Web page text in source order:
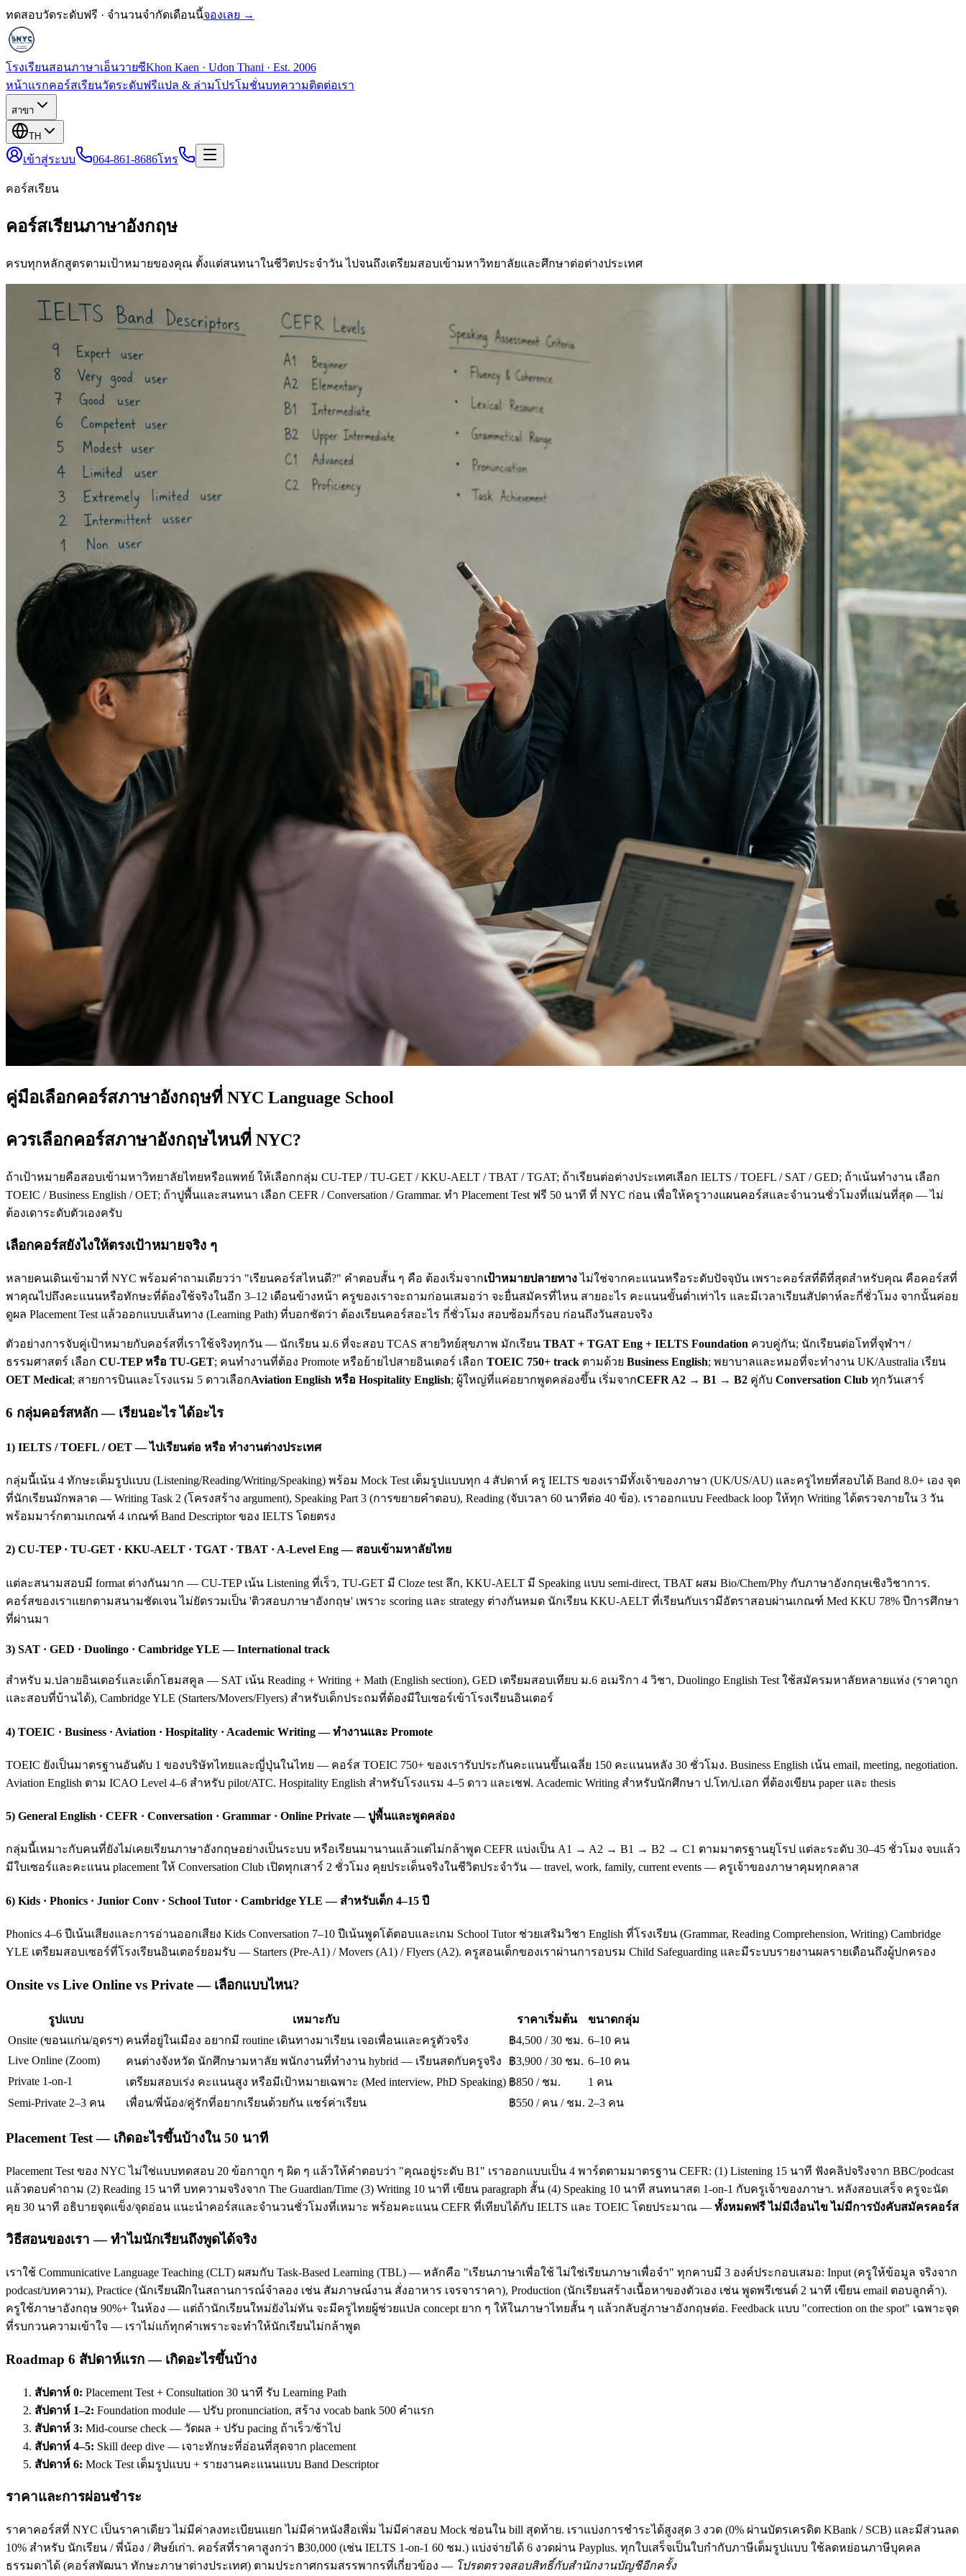
ทดสอบวัดระดับฟรี · จำนวนจำกัดเดือนนี้จองเลย →
โรงเรียนสอนภาษาเอ็นวายซีKhon Kaen · Udon Thani · Est. 2006
หน้าแรกคอร์สเรียนวัดระดับฟรีแปล & ล่ามโปรโมชั่นบทความติดต่อเรา
สาขา
TH
เข้าสู่ระบบ 064-861-8686โทร
คอร์สเรียน
คอร์สเรียนภาษาอังกฤษ
ครบทุกหลักสูตรตามเป้าหมายของคุณ ตั้งแต่สนทนาในชีวิตประจำวัน ไปจนถึงเตรียมสอบเข้ามหาวิทยาลัยและศึกษาต่อต่างประเทศ
คู่มือเลือกคอร์สภาษาอังกฤษที่ NYC Language School
ควรเลือกคอร์สภาษาอังกฤษไหนที่ NYC?
ถ้าเป้าหมายคือสอบเข้ามหาวิทยาลัยไทยหรือแพทย์ ให้เลือกกลุ่ม CU-TEP / TU-GET / KKU-AELT / TBAT / TGAT; ถ้าเรียนต่อต่างประเทศเลือก IELTS / TOEFL / SAT / GED; ถ้าเน้นทำงาน เลือก
TOEIC / Business English / OET; ถ้าปูพื้นและสนทนา เลือก CEFR / Conversation / Grammar. ทำ Placement Test ฟรี 50 นาที ที่ NYC ก่อน เพื่อให้ครูวางแผนคอร์สและจำนวนชั่วโมงที่แม่นที่สุด — ไม่
ต้องเดาระดับตัวเองครับ
เลือกคอร์สยังไงให้ตรงเป้าหมายจริง ๆ
หลายคนเดินเข้ามาที่ NYC พร้อมคำถามเดียวว่า "เรียนคอร์สไหนดี?" คำตอบสั้น ๆ คือ ต้องเริ่มจากเป้าหมายปลายทางไม่ใช่จากคะแนนหรือระดับปัจจุบัน เพราะคอร์สที่ดีที่สุดสำหรับคุณ คือคอร์สที่
พาคุณไปถึงคะแนนหรือทักษะที่ต้องใช้จริงในอีก 3–12 เดือนข้างหน้า ครูของเราจะถามก่อนเสมอว่า จะยื่นสมัครที่ไหน สายอะไร คะแนนขั้นต่ำเท่าไร และมีเวลาเรียนสัปดาห์ละกี่ชั่วโมง จากนั้นค่อย
ดูผล Placement Test แล้วออกแบบเส้นทาง (Learning Path) ที่บอกชัดว่า ต้องเรียนคอร์สอะไร กี่ชั่วโมง สอบซ้อมกี่รอบ ก่อนถึงวันสอบจริง
ตัวอย่างการจับคู่เป้าหมายกับคอร์สที่เราใช้จริงทุกวัน — นักเรียน ม.6 ที่จะสอบ TCAS สายวิทย์สุขภาพ มักเรียน TBAT + TGAT Eng + IELTS Foundation ควบคู่กัน; นักเรียนต่อโทที่จุฬาฯ /
ธรรมศาสตร์ เลือก CU-TEP หรือ TU-GET; คนทำงานที่ต้อง Promote หรือย้ายไปสายอินเตอร์ เลือก TOEIC 750+ track ตามด้วย Business English; พยาบาลและหมอที่จะทำงาน UK/Australia เรียน
OET Medical; สายการบินและโรงแรม 5 ดาวเลือกAviation English หรือ Hospitality English; ผู้ใหญ่ที่แค่อยากพูดคล่องขึ้น เริ่มจากCEFR A2 → B1 → B2 คู่กับ Conversation Club ทุกวันเสาร์
6 กลุ่มคอร์สหลัก — เรียนอะไร ได้อะไร
1) IELTS / TOEFL / OET — ไปเรียนต่อ หรือ ทำงานต่างประเทศ
กลุ่มนี้เน้น 4 ทักษะเต็มรูปแบบ (Listening/Reading/Writing/Speaking) พร้อม Mock Test เต็มรูปแบบทุก 4 สัปดาห์ ครู IELTS ของเรามีทั้งเจ้าของภาษา (UK/US/AU) และครูไทยที่สอบได้ Band 8.0+ เอง จุด
ที่นักเรียนมักพลาด — Writing Task 2 (โครงสร้าง argument), Speaking Part 3 (การขยายคำตอบ), Reading (จับเวลา 60 นาทีต่อ 40 ข้อ). เราออกแบบ Feedback loop ให้ทุก Writing ได้ตรวจภายใน 3 วัน
พร้อมมาร์กตามเกณฑ์ 4 เกณฑ์ Band Descriptor ของ IELTS โดยตรง
2) CU-TEP · TU-GET · KKU-AELT · TGAT · TBAT · A-Level Eng — สอบเข้ามหาลัยไทย
แต่ละสนามสอบมี format ต่างกันมาก — CU-TEP เน้น Listening ที่เร็ว, TU-GET มี Cloze test ลึก, KKU-AELT มี Speaking แบบ semi-direct, TBAT ผสม Bio/Chem/Phy กับภาษาอังกฤษเชิงวิชาการ.
คอร์สของเราแยกตามสนามชัดเจน ไม่ยัดรวมเป็น 'ติวสอบภาษาอังกฤษ' เพราะ scoring และ strategy ต่างกันหมด นักเรียน KKU-AELT ที่เรียนกับเรามีอัตราสอบผ่านเกณฑ์ Med KKU 78% ปีการศึกษา
ที่ผ่านมา
3) SAT · GED · Duolingo · Cambridge YLE — International track
สำหรับ ม.ปลายอินเตอร์และเด็กโฮมสคูล — SAT เน้น Reading + Writing + Math (English section), GED เตรียมสอบเทียบ ม.6 อเมริกา 4 วิชา, Duolingo English Test ใช้สมัครมหาลัยหลายแห่ง (ราคาถูก
และสอบที่บ้านได้), Cambridge YLE (Starters/Movers/Flyers) สำหรับเด็กประถมที่ต้องมีใบเซอร์เข้าโรงเรียนอินเตอร์
4) TOEIC · Business · Aviation · Hospitality · Academic Writing — ทำงานและ Promote
TOEIC ยังเป็นมาตรฐานอันดับ 1 ของบริษัทไทยและญี่ปุ่นในไทย — คอร์ส TOEIC 750+ ของเรารับประกันคะแนนขึ้นเฉลี่ย 150 คะแนนหลัง 30 ชั่วโมง. Business English เน้น email, meeting, negotiation.
Aviation English ตาม ICAO Level 4–6 สำหรับ pilot/ATC. Hospitality English สำหรับโรงแรม 4–5 ดาว และเชฟ. Academic Writing สำหรับนักศึกษา ป.โท/ป.เอก ที่ต้องเขียน paper และ thesis
5) General English · CEFR · Conversation · Grammar · Online Private — ปูพื้นและพูดคล่อง
กลุ่มนี้เหมาะกับคนที่ยังไม่เคยเรียนภาษาอังกฤษอย่างเป็นระบบ หรือเรียนมานานแล้วแต่ไม่กล้าพูด CEFR แบ่งเป็น A1 → A2 → B1 → B2 → C1 ตามมาตรฐานยุโรป แต่ละระดับ 30–45 ชั่วโมง จบแล้ว
มีใบเซอร์และคะแนน placement ให้ Conversation Club เปิดทุกเสาร์ 2 ชั่วโมง คุยประเด็นจริงในชีวิตประจำวัน — travel, work, family, current events — ครูเจ้าของภาษาคุมทุกคลาส
6) Kids · Phonics · Junior Conv · School Tutor · Cambridge YLE — สำหรับเด็ก 4–15 ปี
Phonics 4–6 ปีเน้นเสียงและการอ่านออกเสียง Kids Conversation 7–10 ปีเน้นพูดโต้ตอบและเกม School Tutor ช่วยเสริมวิชา English ที่โรงเรียน (Grammar, Reading Comprehension, Writing) Cambridge
YLE เตรียมสอบเซอร์ที่โรงเรียนอินเตอร์ยอมรับ — Starters (Pre-A1) / Movers (A1) / Flyers (A2). ครูสอนเด็กของเราผ่านการอบรม Child Safeguarding และมีระบบรายงานผลรายเดือนถึงผู้ปกครอง
Onsite vs Live Online vs Private — เลือกแบบไหน?
รูปแบบ เหมาะกับ ราคาเริ่มต้น
ขนาดกลุ่ม
Onsite (ขอนแก่น/อุดรฯ) คนที่อยู่ในเมือง อยากมี routine เดินทางมาเรียน เจอเพื่อนและครูตัวจริง ฿4,500 / 30 ชม. 6–10 คน
Live Online (Zoom)
คนต่างจังหวัด นักศึกษามหาลัย พนักงานที่ทำงาน hybrid — เรียนสดกับครูจริง ฿3,900 / 30 ชม. 6–10 คน
Private 1-on-1
เตรียมสอบเร่ง คะแนนสูง หรือมีเป้าหมายเฉพาะ (Med interview, PhD Speaking) ฿850 / ชม.
1 คน
Semi-Private 2–3 คน
เพื่อน/พี่น้อง/คู่รักที่อยากเรียนด้วยกัน แชร์ค่าเรียน ฿550 / คน / ชม. 2–3 คน
Placement Test — เกิดอะไรขึ้นบ้างใน 50 นาที
Placement Test ของ NYC ไม่ใช่แบบทดสอบ 20 ข้อกาถูก ๆ ผิด ๆ แล้วให้คำตอบว่า "คุณอยู่ระดับ B1" เราออกแบบเป็น 4 พาร์ตตามมาตรฐาน CEFR: (1) Listening 15 นาที ฟังคลิปจริงจาก BBC/podcast
แล้วตอบคำถาม (2) Reading 15 นาที บทความจริงจาก The Guardian/Time (3) Writing 10 นาที เขียน paragraph สั้น (4) Speaking 10 นาที สนทนาสด 1-on-1 กับครูเจ้าของภาษา. หลังสอบเสร็จ ครูจะนัด
คุย 30 นาที อธิบายจุดแข็ง/จุดอ่อน แนะนำคอร์สและจำนวนชั่วโมงที่เหมาะ พร้อมคะแนน CEFR ที่เทียบได้กับ IELTS และ TOEIC โดยประมาณ — ทั้งหมดฟรี ไม่มีเงื่อนไข ไม่มีการบังคับสมัครคอร์ส
วิธีสอนของเรา — ทำไมนักเรียนถึงพูดได้จริง
เราใช้ Communicative Language Teaching (CLT) ผสมกับ Task-Based Learning (TBL) — หลักคือ "เรียนภาษาเพื่อใช้ ไม่ใช่เรียนภาษาเพื่อจำ" ทุกคาบมี 3 องค์ประกอบเสมอ: Input (ครูให้ข้อมูล จริงจาก
podcast/บทความ), Practice (นักเรียนฝึกในสถานการณ์จำลอง เช่น สัมภาษณ์งาน สั่งอาหาร เจรจาราคา), Production (นักเรียนสร้างเนื้อหาของตัวเอง เช่น พูดพรีเซนต์ 2 นาที เขียน email ตอบลูกค้า).
ครูใช้ภาษาอังกฤษ 90%+ ในห้อง — แต่ถ้านักเรียนใหม่ยังไม่ทัน จะมีครูไทยผู้ช่วยแปล concept ยาก ๆ ให้ในภาษาไทยสั้น ๆ แล้วกลับสู่ภาษาอังกฤษต่อ. Feedback แบบ "correction on the spot" เฉพาะจุด
ที่รบกวนความเข้าใจ — เราไม่แก้ทุกคำเพราะจะทำให้นักเรียนไม่กล้าพูด
Roadmap 6 สัปดาห์แรก — เกิดอะไรขึ้นบ้าง
สัปดาห์ 0: Placement Test + Consultation 30 นาที รับ Learning Path
สัปดาห์ 1–2: Foundation module — ปรับ pronunciation, สร้าง vocab bank 500 คำแรก
สัปดาห์ 3: Mid-course check — วัดผล + ปรับ pacing ถ้าเร็ว/ช้าไป
สัปดาห์ 4–5: Skill deep dive — เจาะทักษะที่อ่อนที่สุดจาก placement
สัปดาห์ 6: Mock Test เต็มรูปแบบ + รายงานคะแนนแบบ Band Descriptor
ราคาและการผ่อนชำระ
ราคาคอร์สที่ NYC เป็นราคาเดียว ไม่มีค่าลงทะเบียนแยก ไม่มีค่าหนังสือเพิ่ม ไม่มีค่าสอบ Mock ซ่อนใน bill สุดท้าย. เราแบ่งการชำระได้สูงสุด 3 งวด (0% ผ่านบัตรเครดิต KBank / SCB) และมีส่วนลด
10% สำหรับ นักเรียน / พี่น้อง / ศิษย์เก่า. คอร์สที่ราคาสูงกว่า ฿30,000 (เช่น IELTS 1-on-1 60 ชม.) แบ่งจ่ายได้ 6 งวดผ่าน Payplus. ทุกใบเสร็จเป็นใบกำกับภาษีเต็มรูปแบบ ใช้ลดหย่อนภาษีบุคคล
ธรรมดาได้ (คอร์สพัฒนา ทักษะภาษาต่างประเทศ) ตามประกาศกรมสรรพากรที่เกี่ยวข้อง — โปรดตรวจสอบสิทธิ์กับสำนักงานบัญชีอีกครั้ง